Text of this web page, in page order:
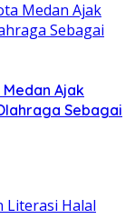
Ajak
Sebagai